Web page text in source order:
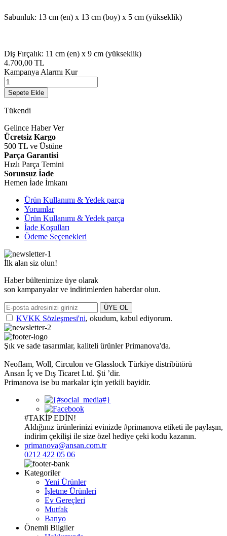
Sabunluk: 13 cm (en) x 13 cm (boy) x 5 cm (yükseklik)
Diş Fırçalık: 11 cm (en) x 9 cm (yükseklik)
4.700,00 TL
Kampanya Alarmı Kur
Sepete Ekle
Tükendi
Gelince Haber Ver
Ücretsiz Kargo
500 TL ve Üstüne
Parça Garantisi
Hızlı Parça Temini
Sorunsuz İade
Hemen İade İmkanı
Ürün Kullanımı & Yedek parça
Yorumlar
Ürün Kullanımı & Yedek parça
İade Koşulları
Ödeme Seçenekleri
İlk alan siz olun!
Haber bültenimize üye olarak
son kampanyalar ve indirimlerden haberdar olun.
ÜYE OL
KVKK Sözleşmesi'ni, okudum, kabul ediyorum.
Şık ve sade tasarımlar, kaliteli ürünler Primanova'da.
Neoflam, Woll, Circulon ve Glasslock Türkiye distribütörü
Ansan İç ve Dış Ticaret Ltd. Şti ’dir.
Primanova ise bu markalar için yetkili bayidir.
#TAKİP EDİN!
Aldığınız ürünlerinizi evinizde #primanova etiketi ile paylaşın,
indirim çekilişi ile size özel hediye çeki kodu kazanın.
primanova@ansan.com.tr
0212 422 05 06
Kategoriler
Yeni Ürünler
İşletme Ürünleri
Ev Gereçleri
Mutfak
Banyo
Önemli Bilgiler